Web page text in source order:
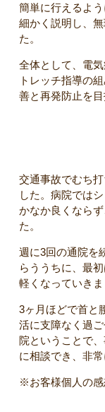
簡単に行えるよ
細かく説明し、
た。
全体として、電
トレッチ指導の
善と再発防止を目
交通事故でむち
した。病院では
かなか良くなら
た。
週に3回の通院を
らううちに、最
軽くなっていきま
3ヶ月ほどで首と
活に支障なく過
院ということで
に相談でき、非常
※お客様個人の感